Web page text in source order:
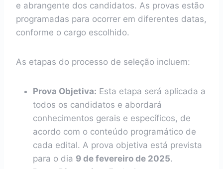
e abrangente dos candidatos. As provas estão
programadas para ocorrer em diferentes datas,
conforme o cargo escolhido.
As etapas do processo de seleção incluem:
Prova Objetiva: Esta etapa será aplicada a
todos os candidatos e abordará
conhecimentos gerais e específicos, de
acordo com o conteúdo programático de
cada edital. A prova objetiva está prevista
para o dia 9 de fevereiro de 2025.